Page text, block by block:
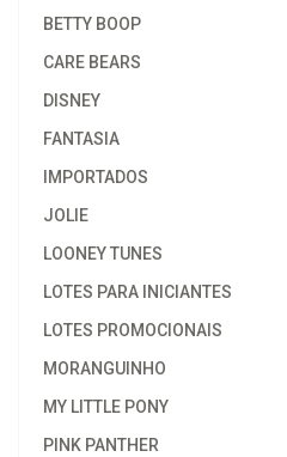
BETTY BOOP
CARE BEARS
DISNEY
FANTASIA
IMPORTADOS
JOLIE
LOONEY TUNES
LOTES PARA INICIANTES
LOTES PROMOCIONAIS
MORANGUINHO
MY LITTLE PONY
PINK PANTHER